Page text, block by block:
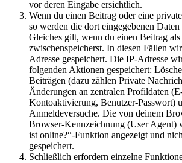
vor deren Eingabe ersichtlich.
Wenn du einen Beitrag oder eine
so werden die dort eingegebenen
Gleiches gilt, wenn du einen Beitrag
zwischenspeicherst. In diesen Fällen
Adresse gespeichert. Die IP-Adresse
folgenden Aktionen gespeichert:
Beiträgen (dazu zählen Private
Änderungen an zentralen Profildaten
Kontoaktivierung, Benutzer-Passwort)
Anmeldeversuche. Die von deinem
Browser-Kennzeichnung (User Agent)
ist online?“-Funktion angezeigt und
gespeichert.
Schließlich erfordern einzelne